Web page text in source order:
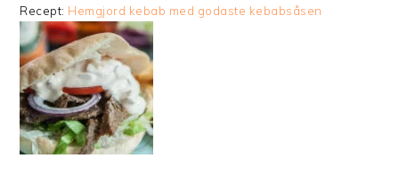
Recept: Hemgjord kebab med godaste kebabsåsen